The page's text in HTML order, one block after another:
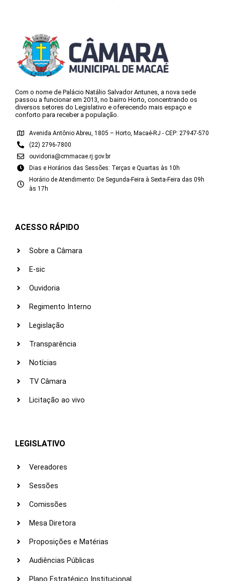
Com o nome de Palácio Natálio Salvador Antunes, a nova sede
passou a funcionar em 2013, no bairro Horto, concentrando os
diversos setores do Legislativo e oferecendo mais espaço e
conforto para receber a população.
Avenida Antônio Abreu, 1805 – Horto, Macaé-RJ - CEP: 27947-570
(22) 2796-7800
ouvidoria@cmmacae.rj.gov.br
Dias e Horários das Sessões: Terças e Quartas às 10h
Horário de Atendimento: De Segunda-Feira à Sexta-Feira das 09h
às 17h
ACESSO RÁPIDO
Sobre a Câmara
E-sic
Ouvidoria
Regimento Interno
Legislação
Transparência
Notícias
TV Câmara
Licitação ao vivo
LEGISLATIVO
Vereadores
Sessões
Comissões
Mesa Diretora
Proposições e Matérias
Audiências Públicas
Plano Estratégico Institucional